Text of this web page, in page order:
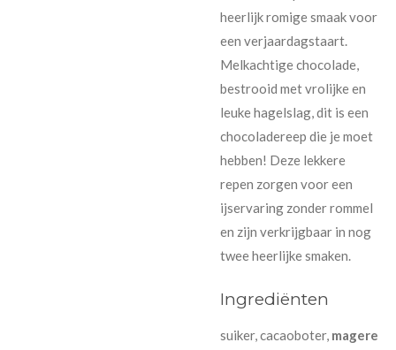
heerlijk romige smaak voor
een verjaardagstaart.
Melkachtige chocolade,
bestrooid met vrolijke en
leuke hagelslag, dit is een
chocoladereep die je moet
hebben! Deze lekkere
repen zorgen voor een
ijservaring zonder rommel
en zijn verkrijgbaar in nog
twee heerlijke smaken.
Ingrediënten
suiker, cacaoboter, magere